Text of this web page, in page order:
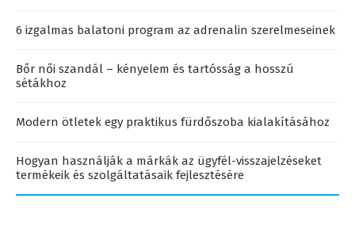
6 izgalmas balatoni program az adrenalin szerelmeseinek
Bőr női szandál – kényelem és tartósság a hosszú
sétákhoz
Modern ötletek egy praktikus fürdőszoba kialakításához
Hogyan használják a márkák az ügyfél-visszajelzéseket
termékeik és szolgáltatásaik fejlesztésére